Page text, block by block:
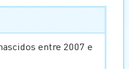
entre 2007 e